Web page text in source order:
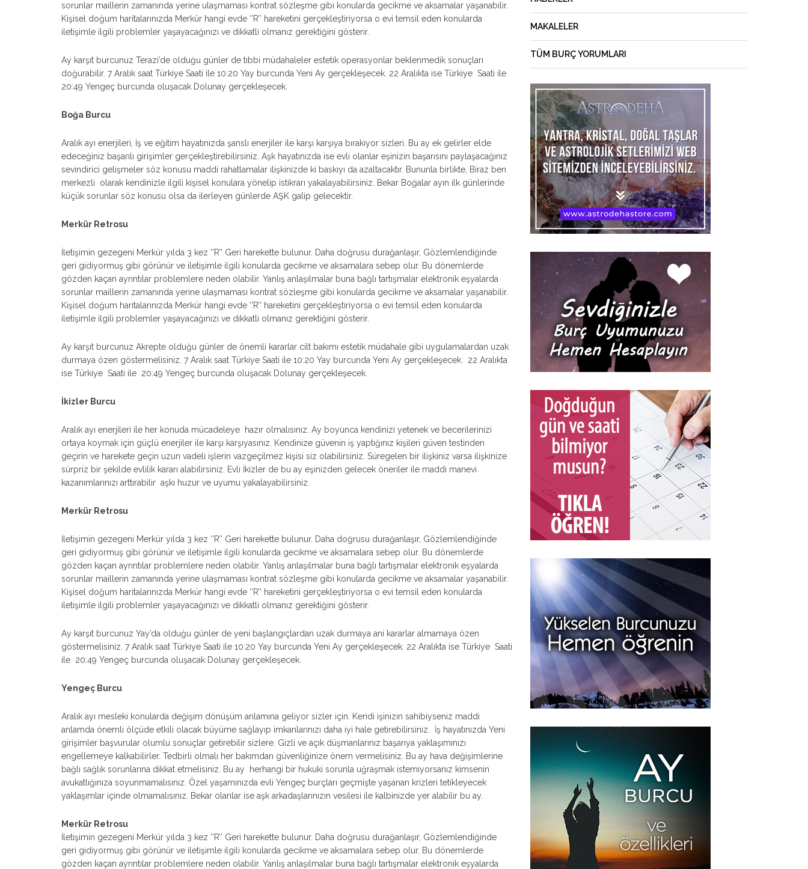
sorunlar maillerin zamanında yerine ulaşmaması kontrat sözleşme gibi konularda gecikme ve aksamalar yaşanabilir.
Kişisel doğum haritalarınızda Merkür hangi evde ‘’R’’ hareketini gerçekleştiriyorsa o evi temsil eden konularda
iletişimle ilgili problemler yaşayacağınızı ve dikkatli olmanız gerektiğini gösterir.
Ay karşıt burcunuz Terazi’de olduğu günler de tıbbi müdahaleler estetik operasyonlar beklenmedik sonuçları
doğurabilir. 7 Aralık saat Türkiye Saati ile 10:20 Yay burcunda Yeni Ay gerçekleşecek. 22 Aralıkta ise Türkiye Saati ile
20:49 Yengeç burcunda oluşacak Dolunay gerçekleşecek.
Boğa Burcu
Aralık ayı enerjileri, İş ve eğitim hayatınızda şanslı enerjiler ile karşı karşıya bırakıyor sizleri. Bu ay ek gelirler elde
edeceğiniz başarılı girişimler gerçekleştirebilirsiniz. Aşk hayatınızda ise evli olanlar eşinizin başarısını paylaşacağınız
sevindirici gelişmeler söz konusu maddi rahatlamalar ilişkinizde ki baskıyı da azaltacaktır. Bununla birlikte, Biraz ben
merkezli olarak kendinizle ilgili kişisel konulara yönelip istikrarı yakalayabilirsiniz. Bekar Boğalar ayın ilk günlerinde
küçük sorunlar söz konusu olsa da ilerleyen günlerde AŞK galip gelecektir.
Merkür Retrosu
İletişimin gezegeni Merkür yılda 3 kez ‘’R’’ Geri harekette bulunur. Daha doğrusu durağanlaşır, Gözlemlendiğinde
geri gidiyormuş gibi görünür ve iletişimle ilgili konularda gecikme ve aksamalara sebep olur. Bu dönemlerde
gözden kaçan ayrıntılar problemlere neden olabilir. Yanlış anlaşılmalar buna bağlı tartışmalar elektronik eşyalarda
sorunlar maillerin zamanında yerine ulaşmaması kontrat sözleşme gibi konularda gecikme ve aksamalar yaşanabilir.
Kişisel doğum haritalarınızda Merkür hangi evde ‘’R’’ hareketini gerçekleştiriyorsa o evi temsil eden konularda
iletişimle ilgili problemler yaşayacağınızı ve dikkatli olmanız gerektiğini gösterir.
Ay karşıt burcunuz Akrepte olduğu günler de önemli kararlar cilt bakımı estetik müdahale gibi uygulamalardan uzak
durmaya özen göstermelisiniz. 7 Aralık saat Türkiye Saati ile 10:20 Yay burcunda Yeni Ay gerçekleşecek. 22 Aralıkta
ise Türkiye Saati ile 20:49 Yengeç burcunda oluşacak Dolunay gerçekleşecek.
İkizler Burcu
Aralık ayı enerjileri ile her konuda mücadeleye hazır olmalısınız. Ay boyunca kendinizi yetenek ve becerilerinizi
ortaya koymak için güçlü enerjiler ile karşı karşıyasınız. Kendinize güvenin iş yaptığınız kişileri güven testinden
geçirin ve harekete geçin uzun vadeli işlerin vazgeçilmez kişisi siz olabilirsiniz. Süregelen bir ilişkiniz varsa ilişkinize
sürpriz bir şekilde evlilik kararı alabilirsiniz. Evli İkizler de bu ay eşinizden gelecek öneriler ile maddi manevi
kazanımlarınızı arttırabilir aşkı huzur ve uyumu yakalayabilirsiniz.
Merkür Retrosu
İletişimin gezegeni Merkür yılda 3 kez ‘’R’’ Geri harekette bulunur. Daha doğrusu durağanlaşır, Gözlemlendiğinde
geri gidiyormuş gibi görünür ve iletişimle ilgili konularda gecikme ve aksamalara sebep olur. Bu dönemlerde
gözden kaçan ayrıntılar problemlere neden olabilir. Yanlış anlaşılmalar buna bağlı tartışmalar elektronik eşyalarda
sorunlar maillerin zamanında yerine ulaşmaması kontrat sözleşme gibi konularda gecikme ve aksamalar yaşanabilir.
Kişisel doğum haritalarınızda Merkür hangi evde ‘’R’’ hareketini gerçekleştiriyorsa o evi temsil eden konularda
iletişimle ilgili problemler yaşayacağınızı ve dikkatli olmanız gerektiğini gösterir.
Ay karşıt burcunuz Yay’da olduğu günler de yeni başlangıçlardan uzak durmaya ani kararlar almamaya özen
göstermelisiniz. 7 Aralık saat Türkiye Saati ile 10:20 Yay burcunda Yeni Ay gerçekleşecek. 22 Aralıkta ise Türkiye Saati
ile 20:49 Yengeç burcunda oluşacak Dolunay gerçekleşecek.
Yengeç Burcu
Aralık ayı mesleki konularda değişim dönüşüm anlamına geliyor sizler için. Kendi işinizin sahibiyseniz maddi
anlamda önemli ölçüde etkili olacak büyüme sağlayıp imkanlarınızı daha iyi hale getirebilirsiniz. İş hayatınızda Yeni
girişimler başvurular olumlu sonuçlar getirebilir sizlere. Gizli ve açık düşmanlarınız başarıya yaklaşımınızı
engellemeye kalkabilirler. Tedbirli olmalı her bakımdan güvenliğinize önem vermelisiniz. Bu ay hava değişimlerine
bağlı sağlık sorunlarına dikkat etmelisiniz. Bu ay herhangi bir hukuki sorunla uğraşmak istemiyorsanız kimsenin
avukatlığınıza soyunmamalısınız. Özel yaşamınızda evli Yengeç burçları geçmişte yaşanan krizleri tetikleyecek
yaklaşımlar içinde olmamalısınız. Bekar olanlar ise aşk arkadaşlarınızın vesilesi ile kalbinizde yer alabilir bu ay.
Merkür Retrosu
İletişimin gezegeni Merkür yılda 3 kez ‘’R’’ Geri harekette bulunur. Daha doğrusu durağanlaşır, Gözlemlendiğinde
geri gidiyormuş gibi görünür ve iletişimle ilgili konularda gecikme ve aksamalara sebep olur. Bu dönemlerde
gözden kaçan ayrıntılar problemlere neden olabilir. Yanlış anlaşılmalar buna bağlı tartışmalar elektronik eşyalarda
MAKALELER
TÜM BURÇ YORUMLARI